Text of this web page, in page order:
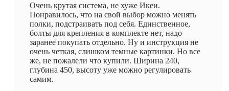
Очень крутая система, не хуже Икеи.
Понравилось, что на свой выбор можно менять
полки, подстраивать под себя. Единственное,
болты для крепления в комплекте нет, надо
заранее покупать отдельно. Ну и инструкция не
очень четкая, слишком темные картинки. Но все
же, не пожалели что купили. Ширина 240,
глубина 450, высоту уже можно регулировать
самим.